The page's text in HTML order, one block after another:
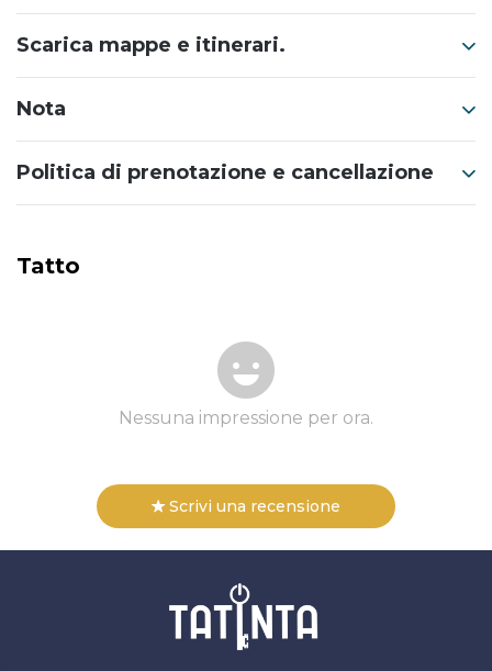
Scarica mappe e itinerari.
Nota
Politica di prenotazione e cancellazione
Tatto
Nessuna impressione per ora.
Scrivi una recensione